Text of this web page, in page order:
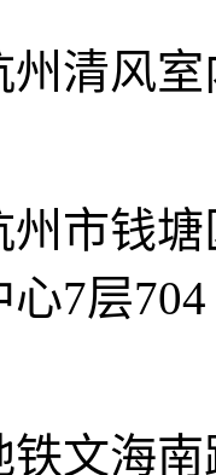
州清风
州市钱
7层704
铁文海